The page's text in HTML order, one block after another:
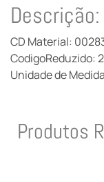
Descrição:
CD Material:
CodigoReduzido:
Unidade de
Produtos